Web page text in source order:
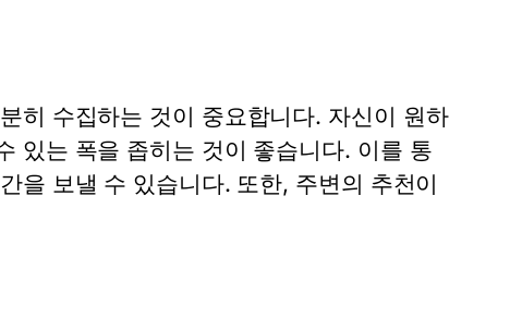
히 수집하는 것이 중요합니다. 자신이 원하
있는 폭을 좁히는 것이 좋습니다. 이를 통
을 보낼 수 있습니다. 또한, 주변의 추천이